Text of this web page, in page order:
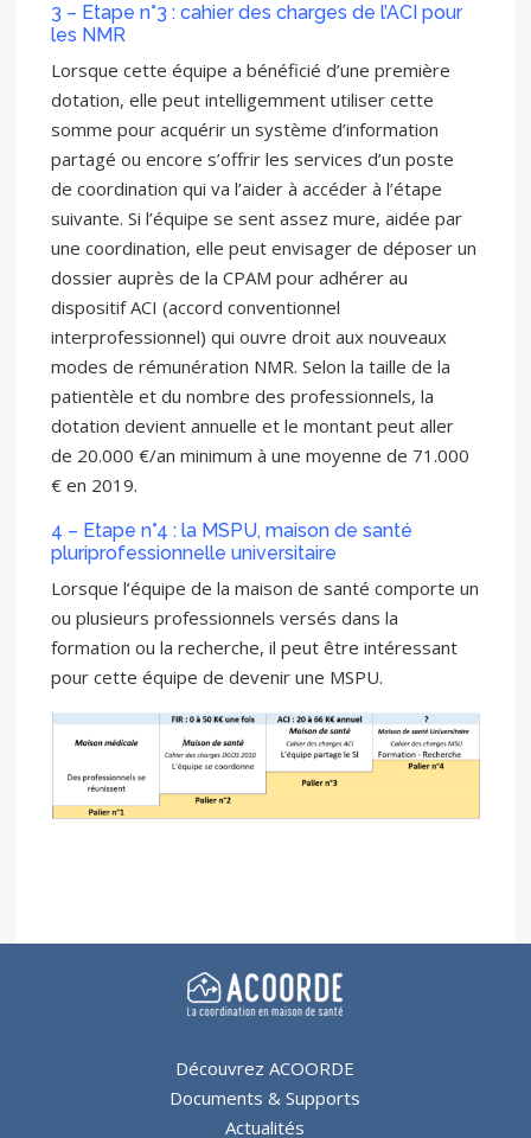
3 – Etape n°3 : cahier des charges de l’ACI pour
les NMR
Lorsque cette équipe a bénéficié d’une première
dotation, elle peut intelligemment utiliser cette
somme pour acquérir un système d’information
partagé ou encore s’offrir les services d’un poste
de coordination qui va l’aider à accéder à l’étape
suivante. Si l’équipe se sent assez mure, aidée par
une coordination, elle peut envisager de déposer un
dossier auprès de la CPAM pour adhérer au
dispositif ACI (accord conventionnel
interprofessionnel) qui ouvre droit aux nouveaux
modes de rémunération NMR. Selon la taille de la
patientèle et du nombre des professionnels, la
dotation devient annuelle et le montant peut aller
de 20.000 €/an minimum à une moyenne de 71.000
€ en 2019.
4 – Etape n°4 : la MSPU, maison de santé
pluriprofessionnelle universitaire
Lorsque l’équipe de la maison de santé comporte un
ou plusieurs professionnels versés dans la
formation ou la recherche, il peut être intéressant
pour cette équipe de devenir une MSPU.
Découvrez ACOORDE
Documents & Supports
Actualités